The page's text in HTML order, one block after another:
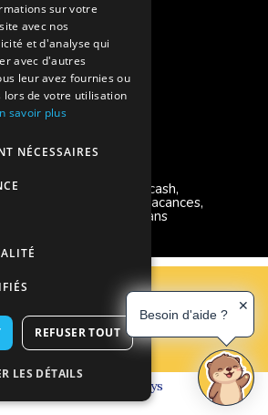
Adulte Supernova
acceptés
Espèces, Mandats cash,
général, Chèques vacances,
Prise en charge reçu sans
Pass Colo
Plan du site
Espace Professionnels
Vackélys
sur votre
avec nos
et d'analyse qui
avec d'autres
leur avez fournies ou
lors de votre utilisation
savoir plus
NÉCESSAIRES
REFUSER TOUT
LES DÉTAILS
Besoin d'aide ?
✕